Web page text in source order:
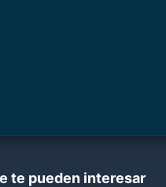
te pueden interesar